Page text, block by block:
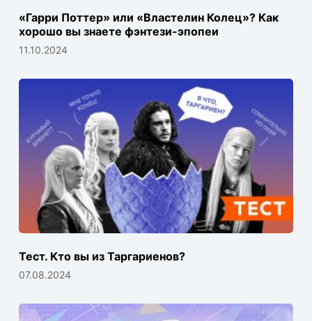
«Гарри Поттер» или «Властелин Колец»? Как
хорошо вы знаете фэнтези-эпопеи
11.10.2024
Тест. Кто вы из Таргариенов?
07.08.2024